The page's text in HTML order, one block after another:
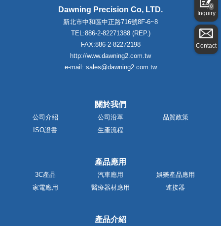
0
Inquiry
Contact
Dawning Precision Co, LTD.
新北市中和區中正路716號8F-6~8
TEL:886-2-82271388 (REP.)
FAX:886-2-82272198
http://www.dawning2.com.tw
e-mail: sales@dawning2.com.tw
關於我們
公司介紹 公司沿革
品質政策
ISO證書
生產流程
產品應用
3C產品 汽車應用
娛樂產品應用
家電應用
醫療器材應用 連接器
產品介紹